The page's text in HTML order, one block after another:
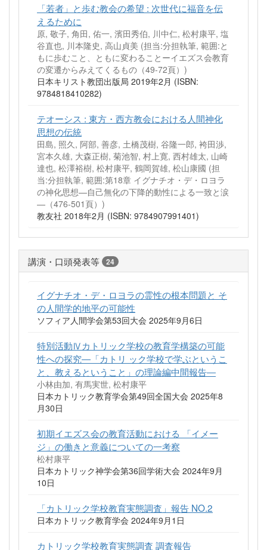
「若者」と歩む教会の希望 : 次世代に福音を伝
えるために
原, 敬子, 角田, 佑一, 濱田秀伯, 川中仁, 松村康平, 塩
谷直也, 川本隆史, 高山貞美 (担当:分担執筆, 範囲:と
もに歩むこと、ともに変わることーイエズス会教育
の変遷からみえてくるもの（49-72頁）)
日本キリスト教団出版局 2019年2月 (ISBN:
9784818410282)
テオーシス : 東方・西方教会における人間神化
思想の伝統
田島, 照久, 阿部, 善彦, 土橋茂樹, 谷隆一郎, 袴田渉,
宮本久雄, 大森正樹, 菊池智, 村上寛, 西村雄太, 山崎
達也, 松澤裕樹, 松村康平, 鶴岡賀雄, 松山康國 (担
当:分担執筆, 範囲:第18章 イグナチオ・デ・ロヨラ
の神化思想—自己無化の下降的動性による一致と涙
—（476-501頁）)
教友社 2018年2月 (ISBN: 9784907991401)
講演・口頭発表等 24
イグナチオ・デ・ロヨラの霊性の根本問題と そ
の人間学的地平の可能性
ソフィア人間学会第53回大会 2025年9月6日
特別活動Ⅳカトリック学校の教育学構築の可能
性への探究―「カトリ ック学校で学ぶというこ
と、教えるということ」の理論編中間報告―
小林由加, 有馬実世, 松村康平
日本カトリック教育学会第49回全国大会 2025年8
月30日
初期イエズス会の教育活動における 「イメー
ジ」の働きと意義についての一考察
松村康平
日本カトリック神学会第36回学術大会 2024年9月
10日
「カトリック学校教育実態調査」報告 NO.2
日本カトリック教育学会 2024年9月1日
カトリック学校教育実態調査 調査報告